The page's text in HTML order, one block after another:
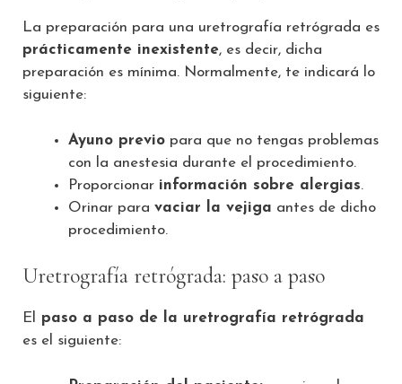
La preparación para una uretrografía retrógrada es
prácticamente inexistente, es decir, dicha
preparación es mínima. Normalmente, te indicará lo
siguiente:
Ayuno previo para que no tengas problemas
con la anestesia durante el procedimiento.
Proporcionar información sobre alergias.
Orinar para vaciar la vejiga antes de dicho
procedimiento.
Uretrografía retrógrada: paso a paso
El
paso a paso de la uretrografía retrógrada
es el siguiente: